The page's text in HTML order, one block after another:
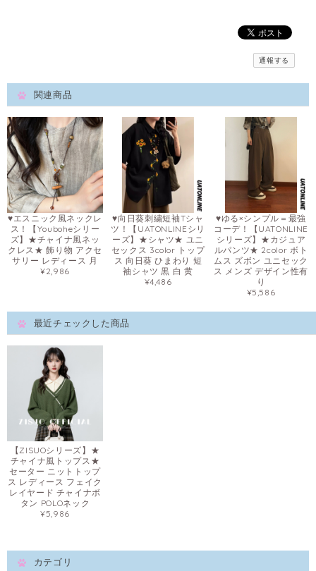
通報する
関連商品
♥エスニック風ネックレ
ス！【Youboheシリー
ズ】★チャイナ風ネッ
クレス★ 飾り物 アクセ
サリー レディース 月
¥2,986
♥向日葵刺繍短袖Tシャ
ツ！【UATONLINEシリ
ーズ】★シャツ★ ユニ
セックス 3color トップ
ス 向日葵 ひまわり 短
袖シャツ 黒 白 黄
¥4,486
♥ゆる×シンプル＝最強
コーデ！【UATONLINE
シリーズ】★カジュア
ルパンツ★ 2color ボト
ムス ズボン ユニセック
ス メンズ デザイン性有
り
¥5,586
最近チェックした商品
【ZISUOシリーズ】★
チャイナ風トップス★
セーター ニットトップ
ス レディース フェイク
レイヤード チャイナボ
タン POLOネック
¥5,986
カテゴリ